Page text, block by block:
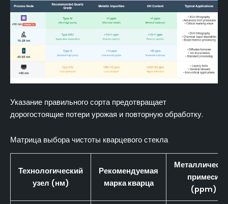
Указание правильного сорта предотвращает
дорогостоящие потери урожая и повторную обработку.
Матрица выбора чистоты кварцевого стекла
Технологический
узел (нм)
Рекомендуемая
марка кварца
примеси
(ppm)